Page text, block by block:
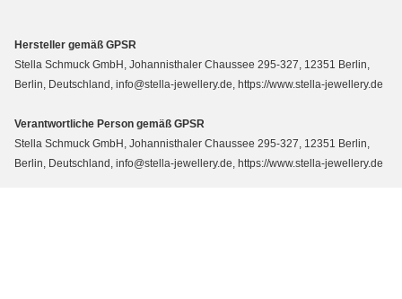
Hersteller gemäß GPSR
Stella Schmuck GmbH, Johannisthaler Chaussee 295-327, 12351 Berlin,
Berlin, Deutschland, info@stella-jewellery.de, https://www.stella-jewellery.de
Verantwortliche Person gemäß GPSR
Stella Schmuck GmbH, Johannisthaler Chaussee 295-327, 12351 Berlin,
Berlin, Deutschland, info@stella-jewellery.de, https://www.stella-jewellery.de